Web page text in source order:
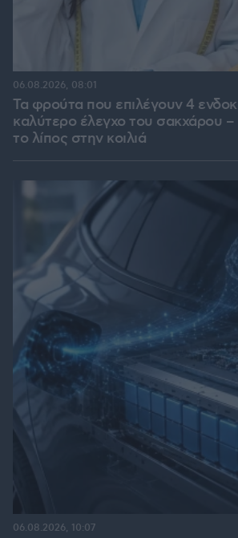
Τα φρούτα που επιλέγουν 4
καλύτερο έλεγχο του σακχάρου –
το λίπος στην κοιλιά
06.08.2026, 08:01
06.08.2026, 10:07